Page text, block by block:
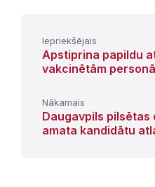
Iepriekšējais
Apstiprina papildu
vakcinētām
Nākamais
Daugavpils pilsētas
amata kandidātu